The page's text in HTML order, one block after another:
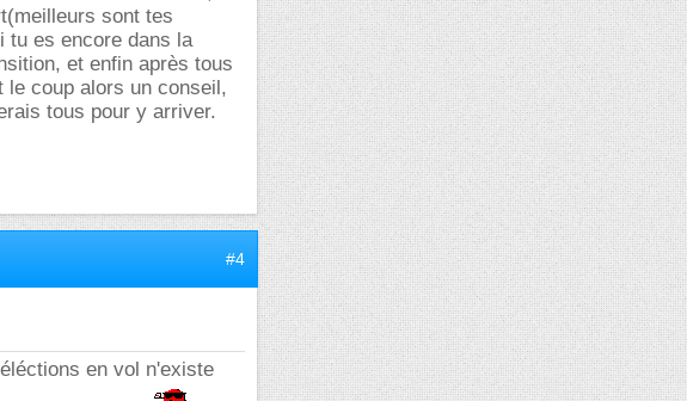
sont tes
tu es encore dans la
et enfin après tous
coup alors un conseil,
tous pour y arriver.
#4
en vol n'existe